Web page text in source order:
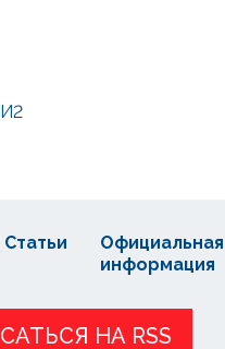
НА RSS
Статьи
Официальная
информация